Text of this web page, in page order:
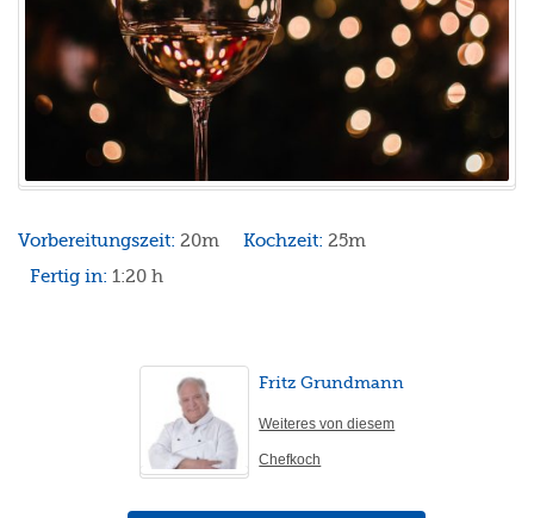
Vorbereitungszeit:20m Kochzeit:25m
Fertig in:1:20 h
Fritz Grundmann
Weiteres von diesem
Chefkoch